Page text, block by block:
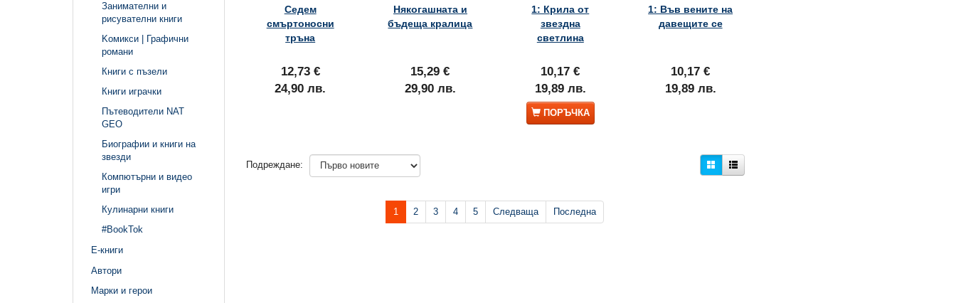
Занимателни и
рисувателни книги
Kомикси | Графични
романи
Книги с пъзели
Книги играчки
Пътеводители NAT
GEO
Биографии и книги на
звезди
Компютърни и видео
игри
Кулинарни книги
#BookTok
Е-книги
Автори
Марки и герои
Седем
смъртоносни
тръна
12,73 €
24,90 лв.
Някогашната и
бъдеща кралица
15,29 €
29,90 лв.
1: Крила от
звездна
светлина
10,17 €
19,89 лв.
ПОРЪЧКА
1: Във вените на
давещите се
10,17 €
19,89 лв.
Подреждане:
1 2 3 4 5 Следваща Последна